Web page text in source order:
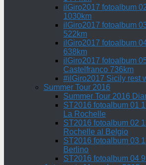
ilGiro2017 fotoalbum
1030km
ilGiro2017 fotoalbum
522km
ilGiro2017 fotoalbum
638km
ilGiro2017 fotoalbum
Castelfranco 736km
#ilGiro2017 Sicily rest
Summer Tour 2016
Summer Tour 2016
ST2016 fotoalbum 01
La Rochelle
ST2016 fotoalbum 02
Rochelle al Belgio
ST2016 fotoalbum 03
Berlino
ST2016 fotoalbum 04